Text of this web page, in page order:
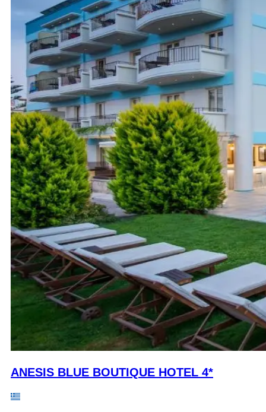
ANESIS BLUE BOUTIQUE HOTEL 4*